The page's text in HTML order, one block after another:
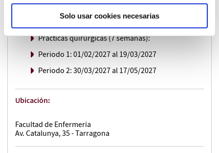
Solo usar cookies necesarias
mañanas (9-14h), del 14/10/2026 al 15/11/2027
Prácticas quirúrgicas (7 semanas):
Periodo 1: 01/02/2027 al 19/03/2027
Periodo 2: 30/03/2027 al 17/05/2027
Ubicación:
Facultad de Enfermería
Av. Catalunya, 35 - Tarragona